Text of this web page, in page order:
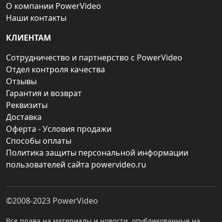
О компании PowerVideo
Наши контакты
КЛИЕНТАМ
Сотрудничество и партнерство с PowerVideo
Отдел контроля качества
Отзывы
Гарантия и возврат
Реквизиты
Доставка
Оферта - Условия продажи
Способы оплаты
Политика защиты персональной информации
пользователей сайта powervideo.ru
©2008-2023 PowerVideo